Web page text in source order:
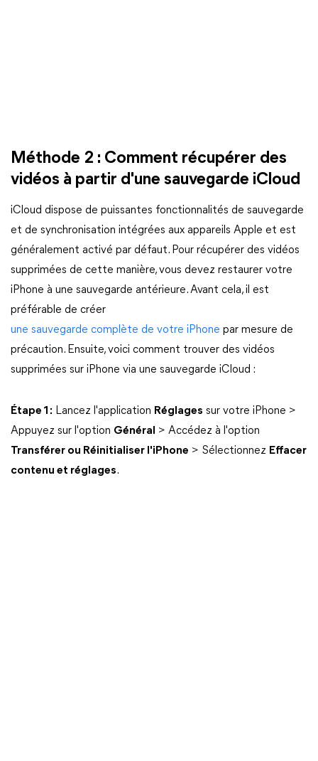
Méthode 2 : Comment récupérer des
vidéos à partir d'une sauvegarde iCloud
iCloud dispose de puissantes fonctionnalités de sauvegarde
et de synchronisation intégrées aux appareils Apple et est
généralement activé par défaut. Pour récupérer des vidéos
supprimées de cette manière, vous devez restaurer votre
iPhone à une sauvegarde antérieure. Avant cela, il est
préférable de créer
une sauvegarde complète de votre iPhone par mesure de
précaution. Ensuite, voici comment trouver des vidéos
supprimées sur iPhone via une sauvegarde iCloud :
Étape 1 : Lancez l'application Réglages sur votre iPhone >
Appuyez sur l'option Général
> Accédez à l'option
Transférer ou Réinitialiser l'iPhone > Sélectionnez Effacer
contenu et réglages.